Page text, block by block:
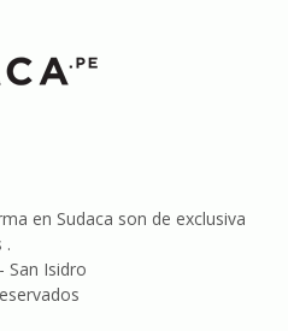
en Sudaca son de exclusiva
.
San Isidro